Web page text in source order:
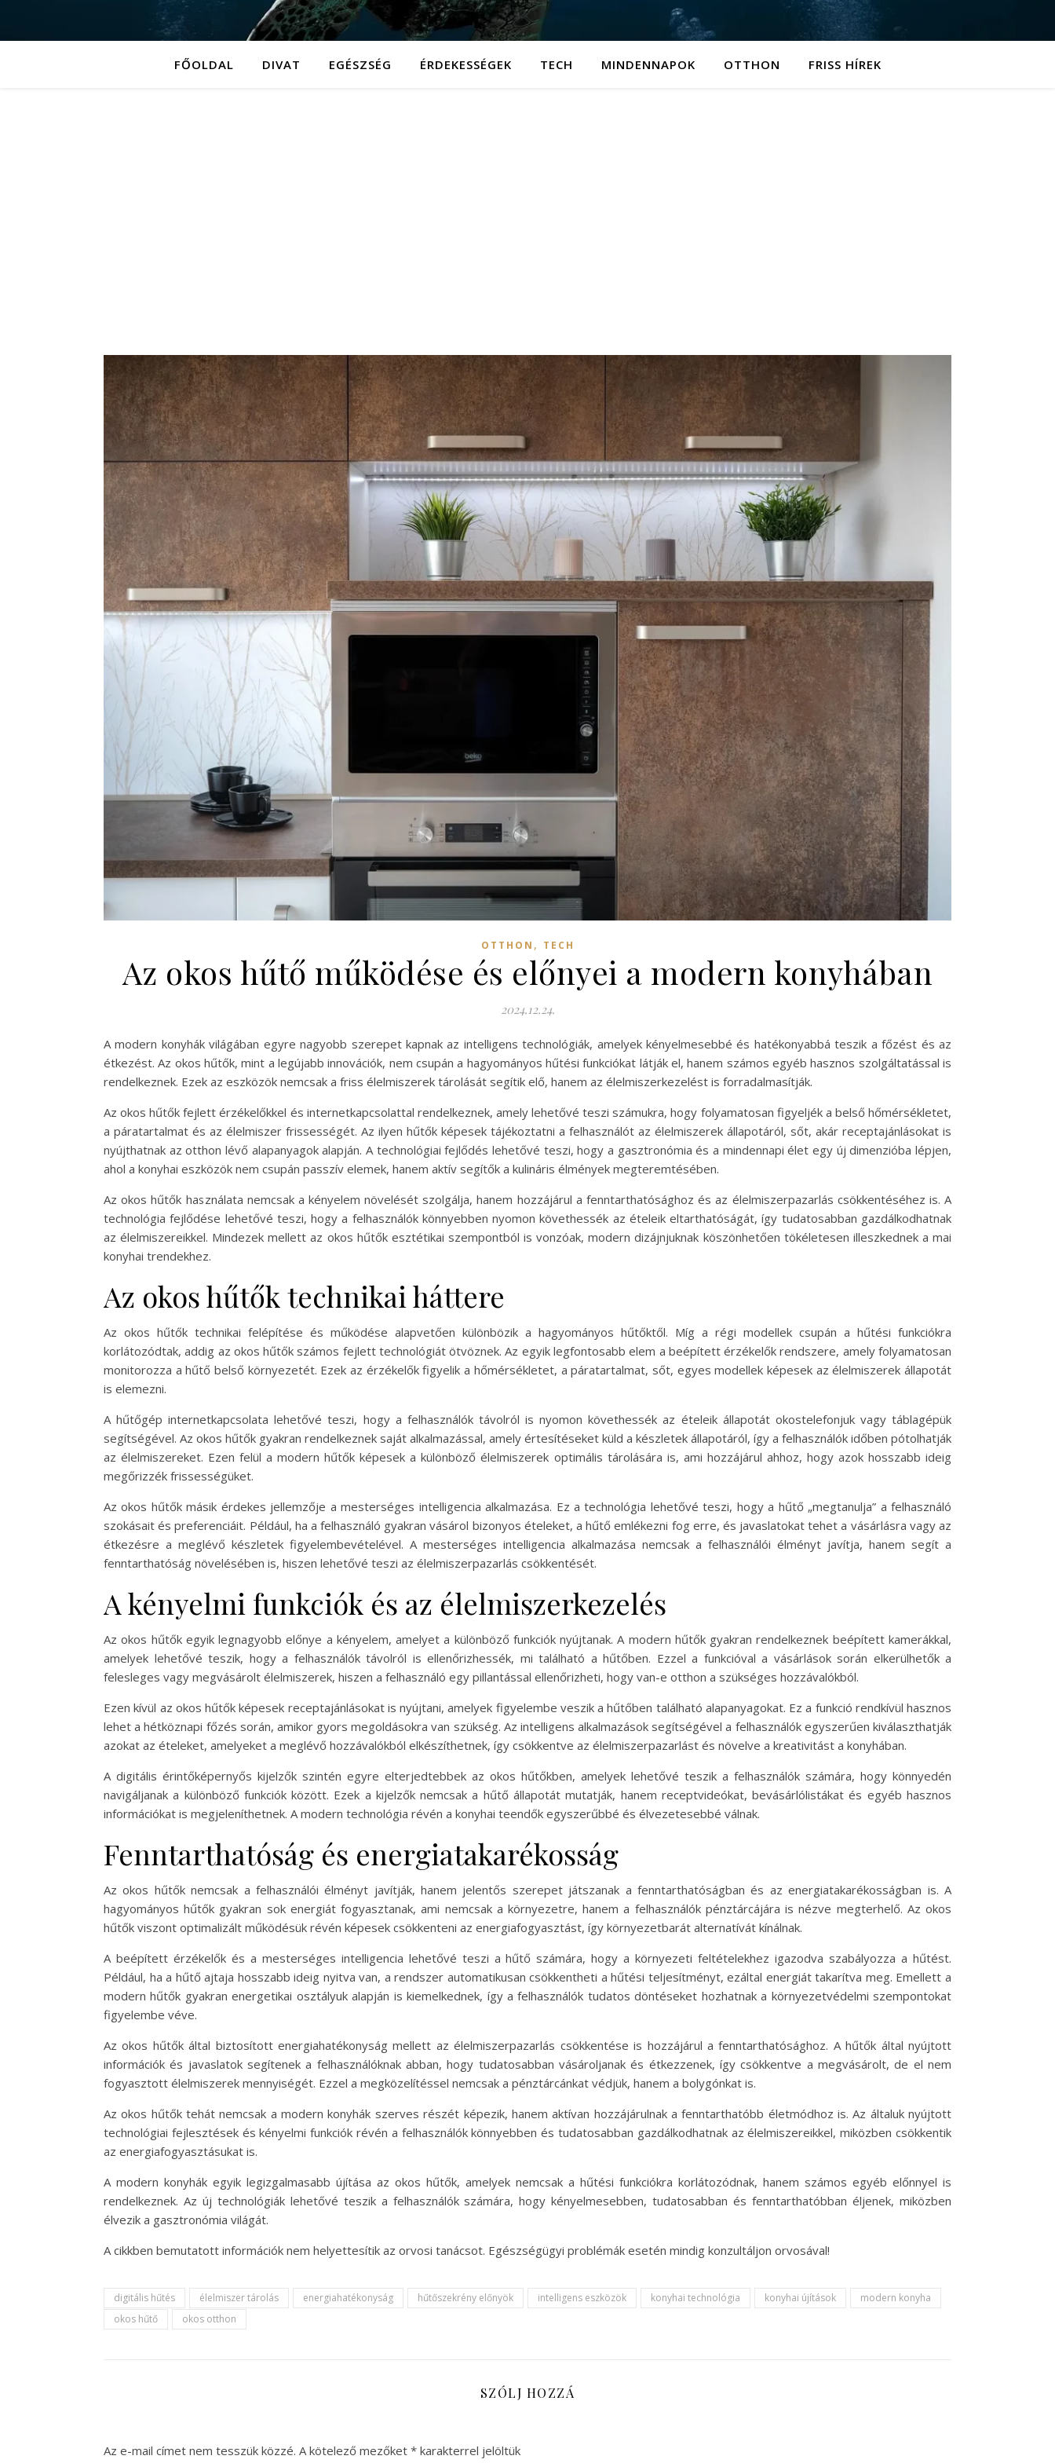
FŐOLDAL DIVAT EGÉSZSÉG ÉRDEKESSÉGEK TECH MINDENNAPOK OTTHON FRISS HÍREK
OTTHON , TECH
Az okos hűtő működése és előnyei a modern konyhában
2024.12.24.
A modern konyhák világában egyre nagyobb szerepet kapnak az intelligens technológiák, amelyek kényelmesebbé és hatékonyabbá teszik a főzést és az
étkezést. Az okos hűtők, mint a legújabb innovációk, nem csupán a hagyományos hűtési funkciókat látják el, hanem számos egyéb hasznos szolgáltatással is
rendelkeznek. Ezek az eszközök nemcsak a friss élelmiszerek tárolását segítik elő, hanem az élelmiszerkezelést is forradalmasítják.
Az okos hűtők fejlett érzékelőkkel és internetkapcsolattal rendelkeznek, amely lehetővé teszi számukra, hogy folyamatosan figyeljék a belső hőmérsékletet,
a páratartalmat és az élelmiszer frissességét. Az ilyen hűtők képesek tájékoztatni a felhasználót az élelmiszerek állapotáról, sőt, akár receptajánlásokat is
nyújthatnak az otthon lévő alapanyagok alapján. A technológiai fejlődés lehetővé teszi, hogy a gasztronómia és a mindennapi élet egy új dimenzióba lépjen,
ahol a konyhai eszközök nem csupán passzív elemek, hanem aktív segítők a kulináris élmények megteremtésében.
Az okos hűtők használata nemcsak a kényelem növelését szolgálja, hanem hozzájárul a fenntarthatósághoz és az élelmiszerpazarlás csökkentéséhez is. A
technológia fejlődése lehetővé teszi, hogy a felhasználók könnyebben nyomon követhessék az ételeik eltarthatóságát, így tudatosabban gazdálkodhatnak
az élelmiszereikkel. Mindezek mellett az okos hűtők esztétikai szempontból is vonzóak, modern dizájnjuknak köszönhetően tökéletesen illeszkednek a mai
konyhai trendekhez.
Az okos hűtők technikai háttere
Az okos hűtők technikai felépítése és működése alapvetően különbözik a hagyományos hűtőktől. Míg a régi modellek csupán a hűtési funkciókra
korlátozódtak, addig az okos hűtők számos fejlett technológiát ötvöznek. Az egyik legfontosabb elem a beépített érzékelők rendszere, amely folyamatosan
monitorozza a hűtő belső környezetét. Ezek az érzékelők figyelik a hőmérsékletet, a páratartalmat, sőt, egyes modellek képesek az élelmiszerek állapotát
is elemezni.
A hűtőgép internetkapcsolata lehetővé teszi, hogy a felhasználók távolról is nyomon követhessék az ételeik állapotát okostelefonjuk vagy táblagépük
segítségével. Az okos hűtők gyakran rendelkeznek saját alkalmazással, amely értesítéseket küld a készletek állapotáról, így a felhasználók időben pótolhatják
az élelmiszereket. Ezen felül a modern hűtők képesek a különböző élelmiszerek optimális tárolására is, ami hozzájárul ahhoz, hogy azok hosszabb ideig
megőrizzék frissességüket.
Az okos hűtők másik érdekes jellemzője a mesterséges intelligencia alkalmazása. Ez a technológia lehetővé teszi, hogy a hűtő „megtanulja” a felhasználó
szokásait és preferenciáit. Például, ha a felhasználó gyakran vásárol bizonyos ételeket, a hűtő emlékezni fog erre, és javaslatokat tehet a vásárlásra vagy az
étkezésre a meglévő készletek figyelembevételével. A mesterséges intelligencia alkalmazása nemcsak a felhasználói élményt javítja, hanem segít a
fenntarthatóság növelésében is, hiszen lehetővé teszi az élelmiszerpazarlás csökkentését.
A kényelmi funkciók és az élelmiszerkezelés
Az okos hűtők egyik legnagyobb előnye a kényelem, amelyet a különböző funkciók nyújtanak. A modern hűtők gyakran rendelkeznek beépített kamerákkal,
amelyek lehetővé teszik, hogy a felhasználók távolról is ellenőrizhessék, mi található a hűtőben. Ezzel a funkcióval a vásárlások során elkerülhetők a
felesleges vagy megvásárolt élelmiszerek, hiszen a felhasználó egy pillantással ellenőrizheti, hogy van-e otthon a szükséges hozzávalókból.
Ezen kívül az okos hűtők képesek receptajánlásokat is nyújtani, amelyek figyelembe veszik a hűtőben található alapanyagokat. Ez a funkció rendkívül hasznos
lehet a hétköznapi főzés során, amikor gyors megoldásokra van szükség. Az intelligens alkalmazások segítségével a felhasználók egyszerűen kiválaszthatják
azokat az ételeket, amelyeket a meglévő hozzávalókból elkészíthetnek, így csökkentve az élelmiszerpazarlást és növelve a kreativitást a konyhában.
A digitális érintőképernyős kijelzők szintén egyre elterjedtebbek az okos hűtőkben, amelyek lehetővé teszik a felhasználók számára, hogy könnyedén
navigáljanak a különböző funkciók között. Ezek a kijelzők nemcsak a hűtő állapotát mutatják, hanem receptvideókat, bevásárlólistákat és egyéb hasznos
információkat is megjeleníthetnek. A modern technológia révén a konyhai teendők egyszerűbbé és élvezetesebbé válnak.
Fenntarthatóság és energiatakarékosság
Az okos hűtők nemcsak a felhasználói élményt javítják, hanem jelentős szerepet játszanak a fenntarthatóságban és az energiatakarékosságban is. A
hagyományos hűtők gyakran sok energiát fogyasztanak, ami nemcsak a környezetre, hanem a felhasználók pénztárcájára is nézve megterhelő. Az okos
hűtők viszont optimalizált működésük révén képesek csökkenteni az energiafogyasztást, így környezetbarát alternatívát kínálnak.
A beépített érzékelők és a mesterséges intelligencia lehetővé teszi a hűtő számára, hogy a környezeti feltételekhez igazodva szabályozza a hűtést.
Például, ha a hűtő ajtaja hosszabb ideig nyitva van, a rendszer automatikusan csökkentheti a hűtési teljesítményt, ezáltal energiát takarítva meg. Emellett a
modern hűtők gyakran energetikai osztályuk alapján is kiemelkednek, így a felhasználók tudatos döntéseket hozhatnak a környezetvédelmi szempontokat
figyelembe véve.
Az okos hűtők által biztosított energiahatékonyság mellett az élelmiszerpazarlás csökkentése is hozzájárul a fenntarthatósághoz. A hűtők által nyújtott
információk és javaslatok segítenek a felhasználóknak abban, hogy tudatosabban vásároljanak és étkezzenek, így csökkentve a megvásárolt, de el nem
fogyasztott élelmiszerek mennyiségét. Ezzel a megközelítéssel nemcsak a pénztárcánkat védjük, hanem a bolygónkat is.
Az okos hűtők tehát nemcsak a modern konyhák szerves részét képezik, hanem aktívan hozzájárulnak a fenntarthatóbb életmódhoz is. Az általuk nyújtott
technológiai fejlesztések és kényelmi funkciók révén a felhasználók könnyebben és tudatosabban gazdálkodhatnak az élelmiszereikkel, miközben csökkentik
az energiafogyasztásukat is.
A modern konyhák egyik legizgalmasabb újítása az okos hűtők, amelyek nemcsak a hűtési funkciókra korlátozódnak, hanem számos egyéb előnnyel is
rendelkeznek. Az új technológiák lehetővé teszik a felhasználók számára, hogy kényelmesebben, tudatosabban és fenntarthatóbban éljenek, miközben
élvezik a gasztronómia világát.
A cikkben bemutatott információk nem helyettesítik az orvosi tanácsot. Egészségügyi problémák esetén mindig konzultáljon orvosával!
digitális hűtés élelmiszer tárolás energiahatékonyság hűtőszekrény előnyök intelligens eszközök konyhai technológia konyhai újítások
modern konyha
okos hűtő
okos otthon
SZÓLJ HOZZÁ
Az e-mail címet nem tesszük közzé. A kötelező mezőket * karakterrel jelöltük